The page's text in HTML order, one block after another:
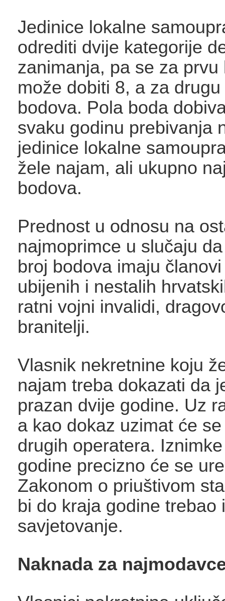
Jedinice lokalne
odrediti dvije kategorije
zanimanja, pa se za prvu
može dobiti 8, a za
bodova. Pola boda
svaku godinu prebivanja
jedinice lokalne
žele najam, ali ukupno
bodova.
Prednost u odnosu na
najmoprimce u slučaju
broj bodova imaju
ubijenih i nestalih
ratni vojni invalidi,
branitelji.
Vlasnik nekretnine koju
najam treba dokazati da
prazan dvije godine. Uz
a kao dokaz uzimat će
drugih operatera.
godine precizno će se
Zakonom o priuštivom
bi do kraja godine trebao
savjetovanje.
Naknada za